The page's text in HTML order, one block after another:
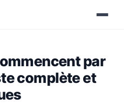
par
complète et